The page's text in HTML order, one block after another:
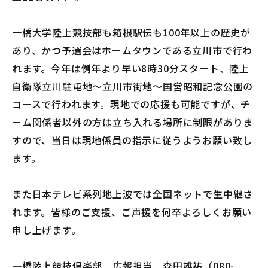
手続
申込
閲覧
一橋大学陸上競技部も箱根駅伝も100年以上の歴史が
あり、かつ予選会はホームタウンである立川市で行わ
れます。今年は例年より早い8時30分スタート、陸上
自衛隊立川駐屯地～立川市街地～国営昭和記念公園の
コースで行われます。現地での応援も可能ですが、チ
ーム関係者以外の方は立ち入れる場所に制限がありま
すので、当日は現地係員の指示に従うようお願い致し
ます。
また日本テレビ系列地上波では全国ネットで生中継さ
れます。皆様のご支援、ご声援を何卒よろしくお願い
申し上げます。